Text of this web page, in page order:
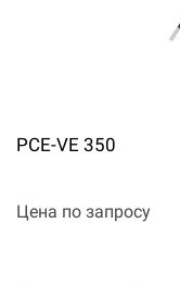
PCE-VE 350
Цена по запросу